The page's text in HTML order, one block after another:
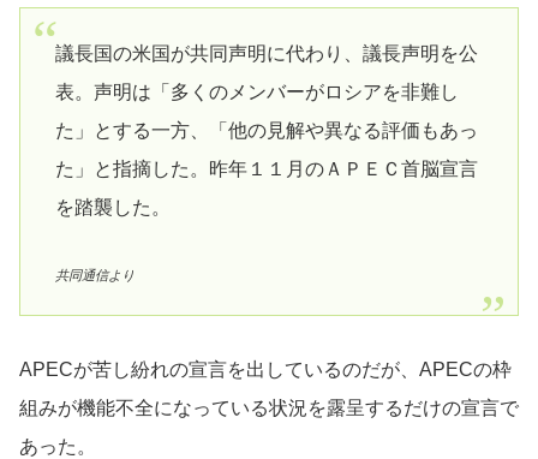
議長国の米国が共同声明に代わり、議長声明を公
表。声明は「多くのメンバーがロシアを非難し
た」とする一方、「他の見解や異なる評価もあっ
た」と指摘した。昨年１１月のＡＰＥＣ首脳宣言
を踏襲した。
共同通信より
APECが苦し紛れの宣言を出しているのだが、APECの枠
組みが機能不全になっている状況を露呈するだけの宣言で
あった。